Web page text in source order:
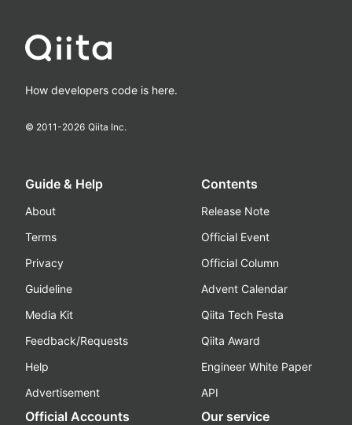
How developers code is here.
© 2011-2026 Qiita Inc.
Guide & Help
About
Terms
Privacy
Guideline
Media Kit
Feedback/Requests
Help
Advertisement
Contents
Release Note
Official Event
Official Column
Advent Calendar
Qiita Tech Festa
Qiita Award
Engineer White Paper
API
Official Accounts Our service